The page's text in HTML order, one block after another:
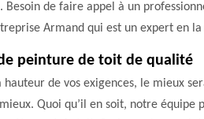
de faire appel à un
Armand qui est un expert en
peinture de toit de qualité
de vos exigences, le mieux
Quoi qu’il en soit, notre